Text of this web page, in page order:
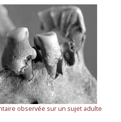
observée sur un sujet adulte